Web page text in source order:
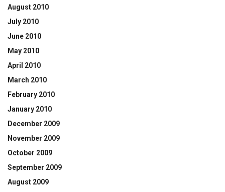
August 2010
July 2010
June 2010
May 2010
April 2010
March 2010
February 2010
January 2010
December 2009
November 2009
October 2009
September 2009
August 2009